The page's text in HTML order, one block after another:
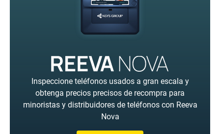
Inspeccione teléfonos usados a gran escala y
obtenga precios precisos de recompra para
minoristas y distribuidores de teléfonos con Reeva
Nova